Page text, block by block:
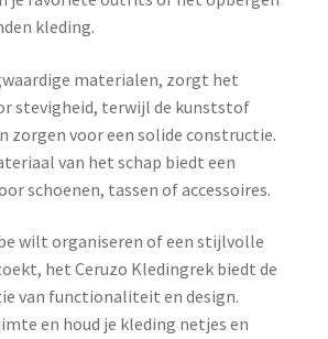
kleding.
materialen, zorgt het
stevigheid, terwijl de kunststof
zorgen voor een solide constructie.
van het schap biedt een
schoenen, tassen of accessoires.
wilt organiseren of een stijlvolle
het Ceruzo Kledingrek biedt de
van functionaliteit en design.
en houd je kleding netjes en